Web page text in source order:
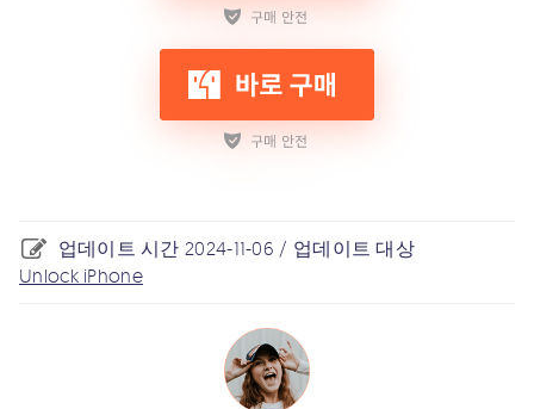
업데이트 시간 2024-11-06 / 업데이트 대상
Unlock iPhone